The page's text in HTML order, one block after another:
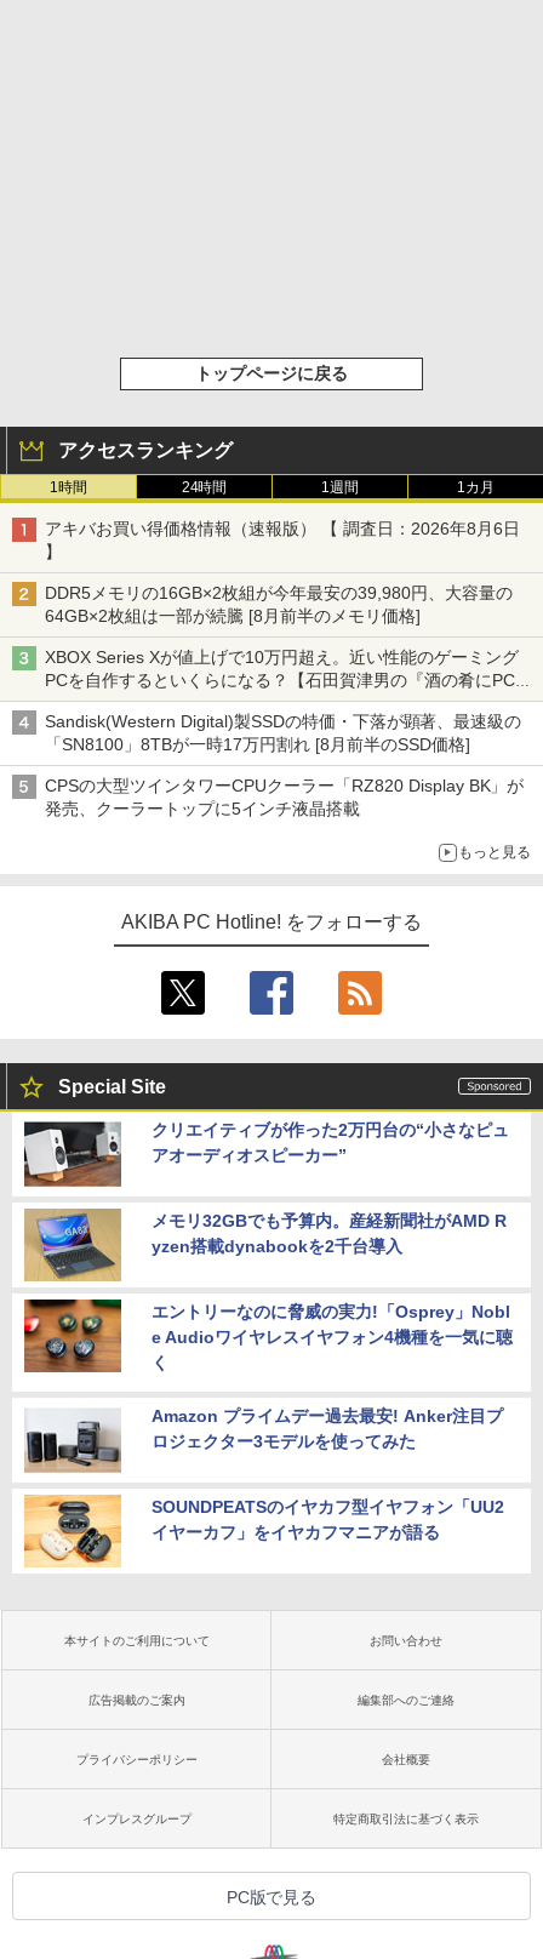
トップページに戻る
アクセスランキング
1時間 24時間 1週間 1カ月
アキバお買い得価格情報（速報版） 【 調査日：2026年8月6日
】
DDR5メモリの16GB×2枚組が今年最安の39,980円、大容量の
64GB×2枚組は一部が続騰 [8月前半のメモリ価格]
XBOX Series Xが値上げで10万円超え。近い性能のゲーミング
PCを自作するといくらになる？【石田賀津男の『酒の肴にPCゲ
ーム』】
Sandisk(Western Digital)製SSDの特価・下落が顕著、最速級の
「SN8100」8TBが一時17万円割れ [8月前半のSSD価格]
CPSの大型ツインタワーCPUクーラー「RZ820 Display BK」が
発売、クーラートップに5インチ液晶搭載
もっと見る
AKIBA PC Hotline! をフォローする
Special Site
クリエイティブが作った2万円台の“小さなピュ
アオーディオスピーカー”
メモリ32GBでも予算内。産経新聞社がAMD R
yzen搭載dynabookを2千台導入
エントリーなのに脅威の実力!「Osprey」Nobl
e Audioワイヤレスイヤフォン4機種を一気に聴
く
Amazon プライムデー過去最安! Anker注目プ
ロジェクター3モデルを使ってみた
SOUNDPEATSのイヤカフ型イヤフォン「UU2
イヤーカフ」をイヤカフマニアが語る
本サイトのご利用について お問い合わせ
広告掲載のご案内 編集部へのご連絡
プライバシーポリシー 会社概要
インプレスグループ 特定商取引法に基づく表示
PC版で見る